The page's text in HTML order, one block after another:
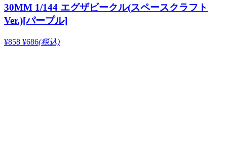
30MM 1/144 エグザビークル(スペースクラフト
Ver.)[パープル]
¥858 ¥686(税込)